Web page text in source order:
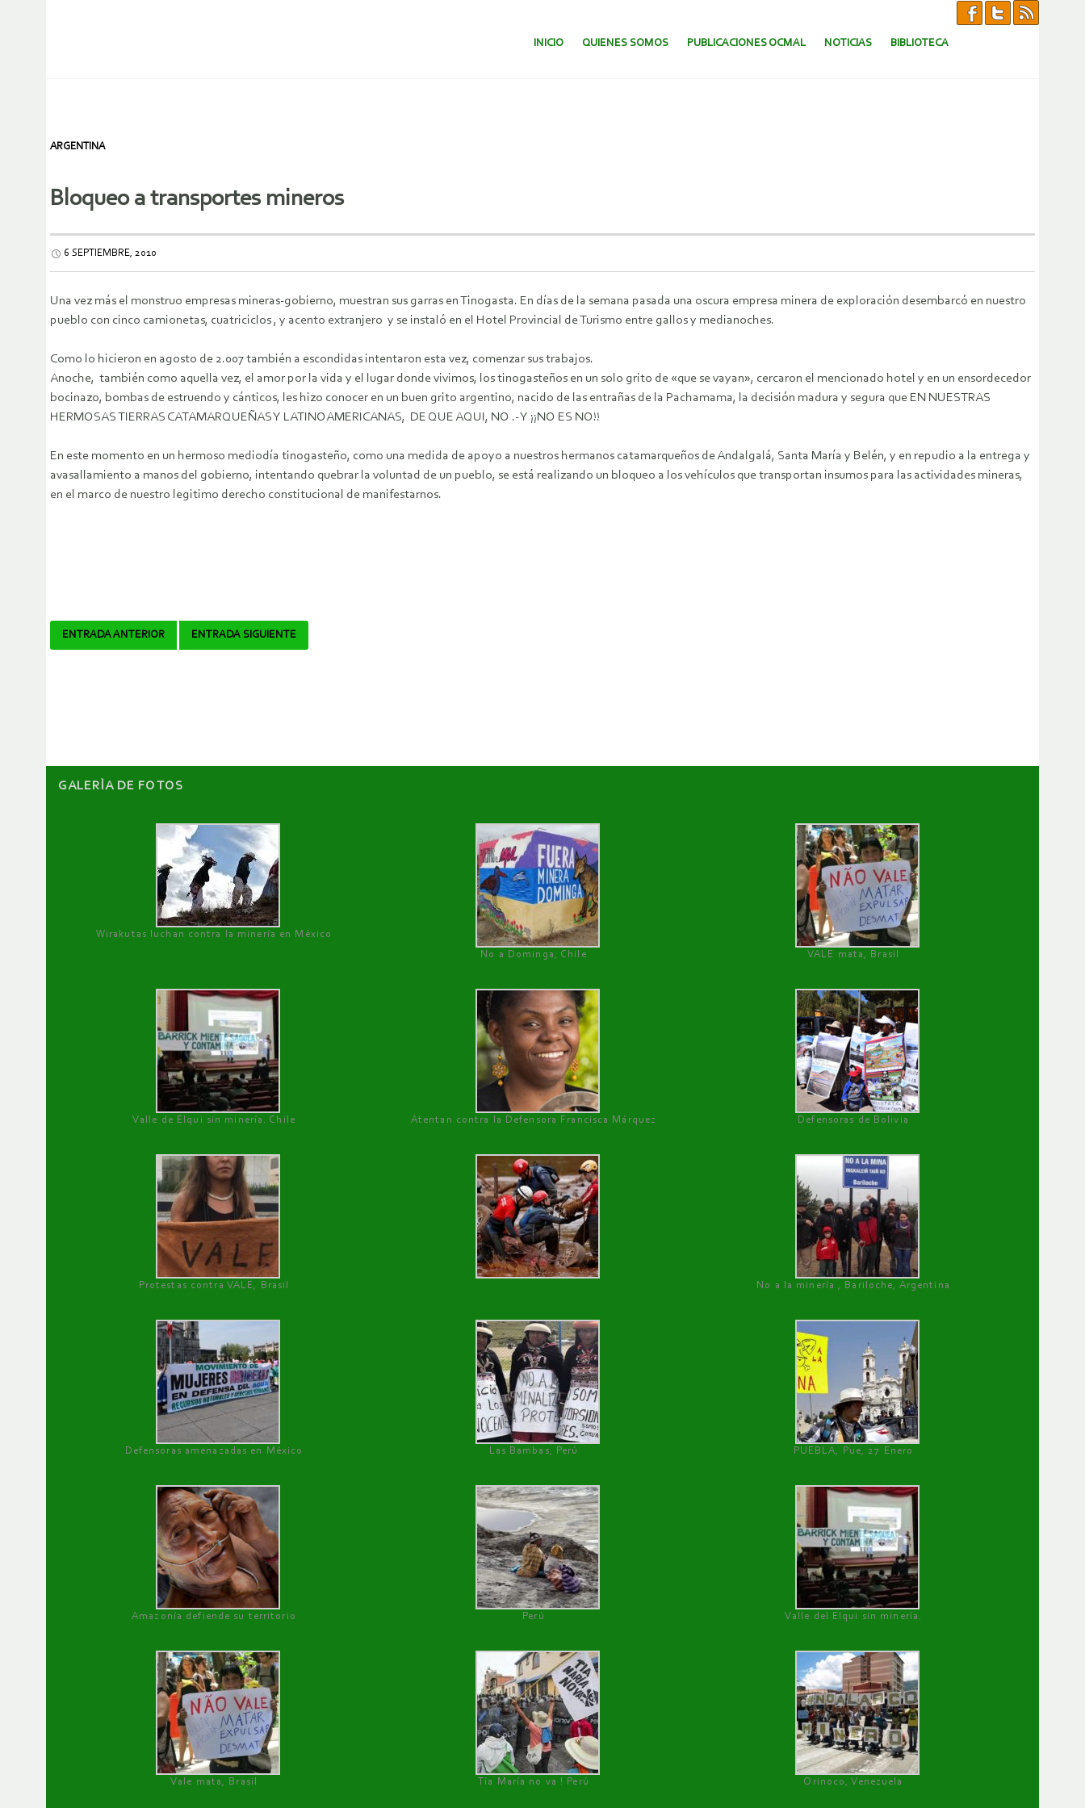
SALTAR AL CONTENIDO.
INICIO QUIENES SOMOS PUBLICACIONES OCMAL NOTICIAS BIBLIOTECA
ARGENTINA
Bloqueo a transportes mineros
6 SEPTIEMBRE, 2010
Una vez más el monstruo empresas mineras-gobierno, muestran sus garras en Tinogasta. En días de la semana pasada una oscura empresa minera de exploración desembarcó en nuestro
pueblo con cinco camionetas, cuatriciclos , y acento extranjero y se instaló en el Hotel Provincial de Turismo entre gallos y medianoches.
Como lo hicieron en agosto de 2.007 también a escondidas intentaron esta vez, comenzar sus trabajos.
Anoche, también como aquella vez, el amor por la vida y el lugar donde vivimos, los tinogasteños en un solo grito de «que se vayan», cercaron el mencionado hotel y en un ensordecedor
bocinazo, bombas de estruendo y cánticos, les hizo conocer en un buen grito argentino, nacido de las entrañas de la Pachamama, la decisión madura y segura que EN NUESTRAS
HERMOSAS TIERRAS CATAMARQUEÑAS Y LATINOAMERICANAS, DE QUE AQUI, NO .- Y ¡¡NO ES NO!!
En este momento en un hermoso mediodía tinogasteño, como una medida de apoyo a nuestros hermanos catamarqueños de Andalgalá, Santa María y Belén, y en repudio a la entrega y
avasallamiento a manos del gobierno, intentando quebrar la voluntad de un pueblo, se está realizando un bloqueo a los vehículos que transportan insumos para las actividades mineras,
en el marco de nuestro legitimo derecho constitucional de manifestarnos.
Navegador
ENTRADA ANTERIOR ENTRADA SIGUIENTE
GALERÌA DE FOTOS
Wirakutas luchan contra la minería en México
No a Dominga, Chile
VALE mata, Brasil
Valle de Elqui sin minería. Chile Atentan contra la Defensora Francisca Márquez Defensoras de Bolivia
Protestas contra VALE, Brasil No a la minería , Bariloche, Argentina
Defensoras amenazadas en México Las Bambas, Perú PUEBLA, Pue, 27 Enero
Amazonía defiende su territorio Perú Valle del Elqui sin minería.
Vale mata, Brasil Tía María no va ! Perú Orinoco, Venezuela